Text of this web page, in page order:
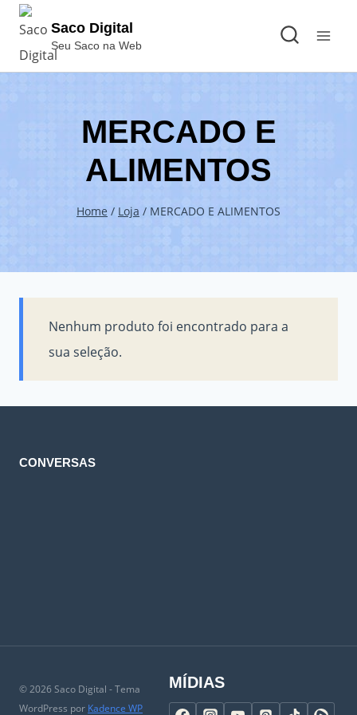
Pular
para
Saco Digital
Seu Saco na Web
MERCADO E
ALIMENTOS
Home / Loja / MERCADO E ALIMENTOS
Nenhum produto foi encontrado para a
sua seleção.
CONVERSAS
© 2026 Saco Digital - Tema
WordPress por Kadence WP
MÍDIAS